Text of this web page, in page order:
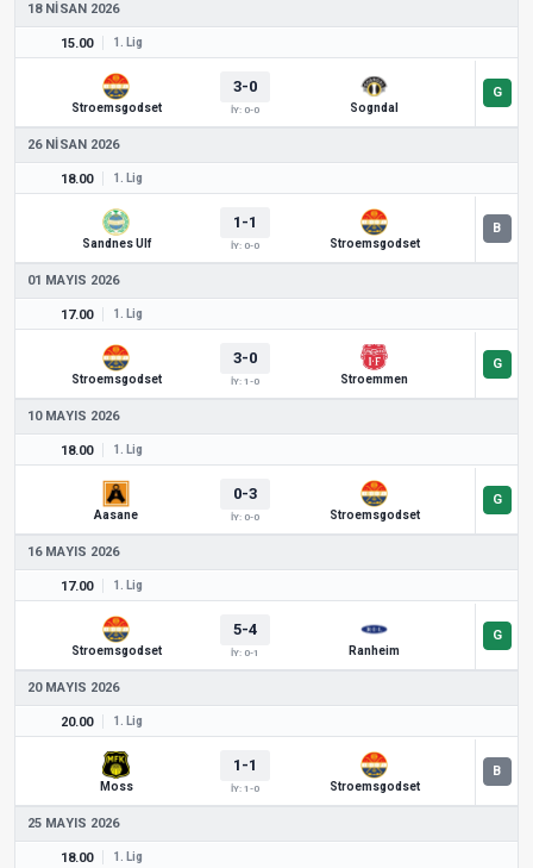
18 NISAN 2026
15.00 1. Lig
Stroemsgodset
3-0
İY: 0-0 Sogndal
26 NISAN 2026
18.00 1. Lig
Sandnes Ulf
1-1
İY: 0-0 Stroemsgodset
01 MAYIS 2026
17.00 1. Lig
Stroemsgodset
3-0
İY: 1-0 Stroemmen
10 MAYIS 2026
18.00 1. Lig
Aasane
0-3
İY: 0-0 Stroemsgodset
16 MAYIS 2026
17.00 1. Lig
Stroemsgodset
5-4
İY: 0-1 Ranheim
20 MAYIS 2026
20.00 1. Lig
Moss
1-1
İY: 1-0 Stroemsgodset
25 MAYIS 2026
18.00 1. Lig